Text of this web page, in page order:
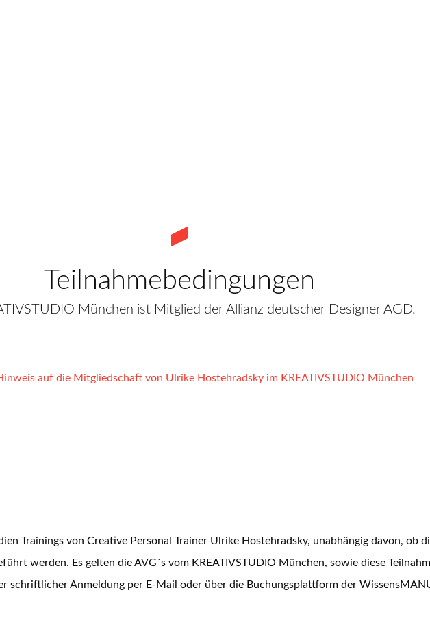
Teilnahmebedingungen
München ist Mitglied der Allianz deutscher Designer AGD.
Trainings von Creative Personal Trainer Ulrike Hostehradsky, unabhängig davon, ob
werden. Es gelten die AVG´s vom KREATIVSTUDIO München, sowie diese
schriftlicher Anmeldung per E-Mail oder über die Buchungsplattform der